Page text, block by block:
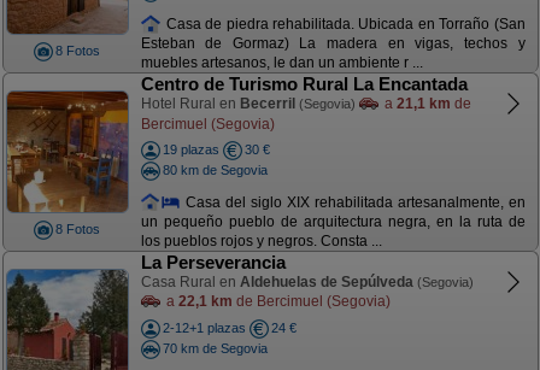
8 Fotos
Casa de piedra rehabilitada. Ubicada en Torraño (San
Esteban de Gormaz) La madera en vigas, techos y
muebles artesanos, le dan un ambiente r ...
8 Fotos
Centro de Turismo Rural La Encantada
Hotel Rural en Becerril (Segovia) a 21,1 km de
Bercimuel (Segovia)
19 plazas
30 €
80 km de Segovia
Casa del siglo XIX rehabilitada artesanalmente, en
un pequeño pueblo de arquitectura negra, en la ruta de
los pueblos rojos y negros. Consta ...
La Perseverancia
Casa Rural en Aldehuelas de Sepúlveda (Segovia)
a 22,1 km de Bercimuel (Segovia)
2-12+1 plazas
24 €
70 km de Segovia